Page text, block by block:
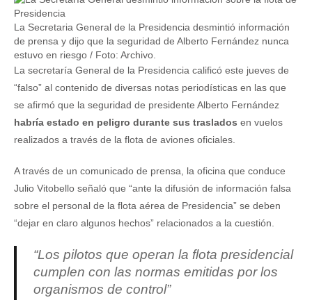
La Secretaria General de la Presidencia desmintió información
de prensa y dijo que la seguridad de Alberto Fernández nunca
estuvo en riesgo / Foto: Archivo.
La secretaría General de la Presidencia calificó este jueves de
“falso” al contenido de diversas notas periodísticas en las que
se afirmó que la seguridad de presidente Alberto Fernández
habría estado en peligro durante sus traslados en vuelos
realizados a través de la flota de aviones oficiales.
A través de un comunicado de prensa, la oficina que conduce
Julio Vitobello señaló que “ante la difusión de información falsa
sobre el personal de la flota aérea de Presidencia” se deben
“dejar en claro algunos hechos” relacionados a la cuestión.
“Los pilotos que operan la flota presidencial
cumplen con las normas emitidas por los
organismos de control”